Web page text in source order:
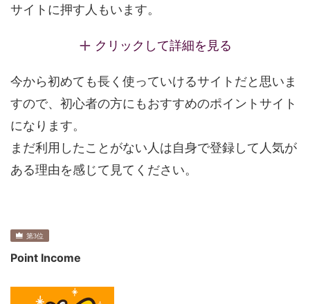
サイトに押す人もいます。
クリックして詳細を見る
今から初めても長く使っていけるサイトだと思いま
すので、初心者の方にもおすすめのポイントサイト
になります。
まだ利用したことがない人は自身で登録して人気が
ある理由を感じて見てください。
Point Income